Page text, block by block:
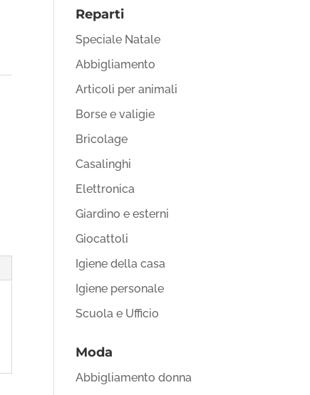
Reparti
Speciale Natale
Abbigliamento
Articoli per animali
Borse e valigie
Bricolage
Casalinghi
Elettronica
Giardino e esterni
Giocattoli
Igiene della casa
Igiene personale
Scuola e Ufficio
Moda
Abbigliamento donna